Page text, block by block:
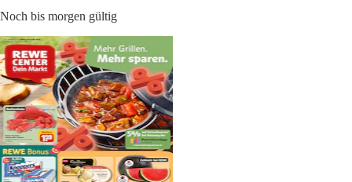
Noch bis morgen gültig